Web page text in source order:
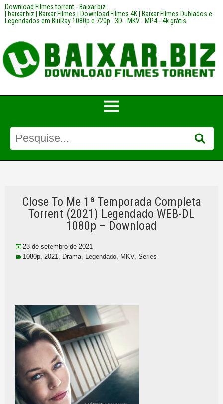
Download Filmes torrent - Baixar.biz
| baixar.biz | Baixar Filmes | Download Filmes 4K | Baixar Filmes Dublados e
Legendados em BluRay 1080p e 720p - 3D - MKV - MP4 - 4k grátis
Close To Me 1ª Temporada Completa
Torrent (2021) Legendado WEB-DL
1080p – Download
23 de setembro de 2021
1080p, 2021, Drama, Legendado, MKV, Series